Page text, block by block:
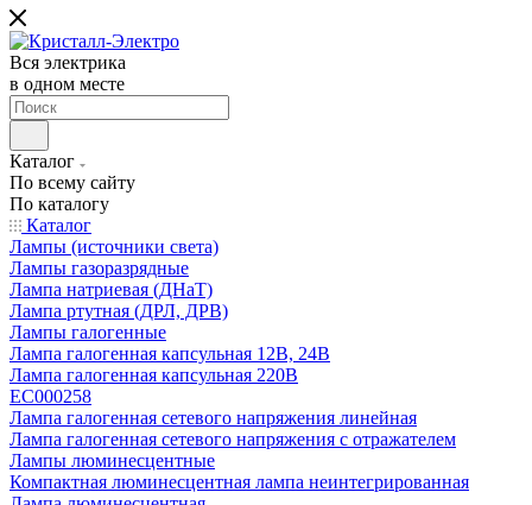
Вся электрика
в одном месте
Каталог
По всему сайту
По каталогу
Каталог
Лампы (источники света)
Лампы газоразрядные
Лампа натриевая (ДНаТ)
Лампа ртутная (ДРЛ, ДРВ)
Лампы галогенные
Лампа галогенная капсульная 12В, 24В
Лампа галогенная капсульная 220В
EC000258
Лампа галогенная сетевого напряжения линейная
Лампа галогенная сетевого напряжения с отражателем
Лампы люминесцентные
Компактная люминесцентная лампа неинтегрированная